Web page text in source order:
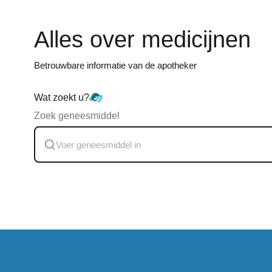
Alles over medicijnen
Betrouwbare informatie van de apotheker
Wat zoekt u?
Zoek geneesmiddel